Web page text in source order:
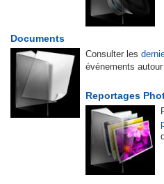
Documents
Consulter les
événements
Reportages